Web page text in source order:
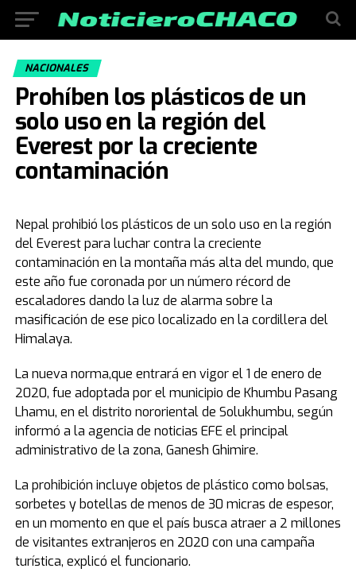
NACIONALES
Prohíben los plásticos de un
solo uso en la región del
Everest por la creciente
contaminación
Nepal prohibió los plásticos de un solo uso en la región
del Everest para luchar contra la creciente
contaminación en la montaña más alta del mundo, que
este año fue coronada por un número récord de
escaladores dando la luz de alarma sobre la
masificación de ese pico localizado en la cordillera del
Himalaya.
La nueva norma,que entrará en vigor el 1 de enero de
2020, fue adoptada por el municipio de Khumbu Pasang
Lhamu, en el distrito nororiental de Solukhumbu, según
informó a la agencia de noticias EFE el principal
administrativo de la zona, Ganesh Ghimire.
La prohibición incluye objetos de plástico como bolsas,
sorbetes y botellas de menos de 30 micras de espesor,
en un momento en que el país busca atraer a 2 millones
de visitantes extranjeros en 2020 con una campaña
turística, explicó el funcionario.